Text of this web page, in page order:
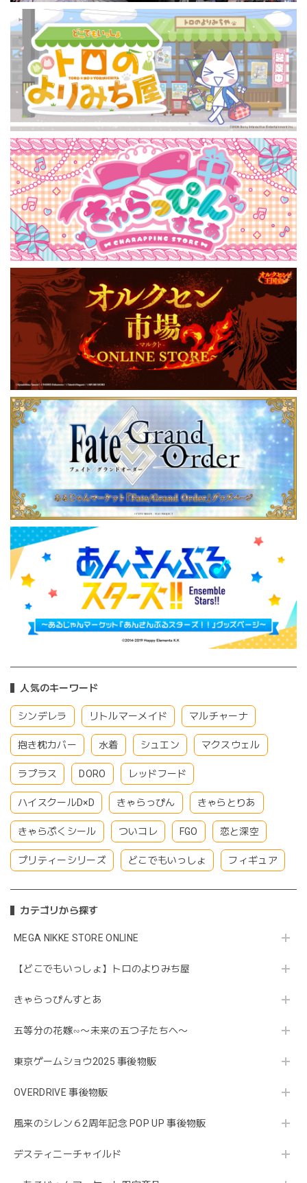
人気のキーワード
シンデレラ リトルマーメイド マルチャーナ
抱き枕カバー 水着 シュエン マクスウェル
ラプラス DORO レッドフード
ハイスクールD×D きゃらっぴん きゃらとりあ
きゃらぷくシール ついコレ FGO 恋と深空
プリティーシリーズ どこでもいっしょ フィギュア
カテゴリから探す
MEGA NIKKE STORE ONLINE
【どこでもいっしょ】トロのよりみち屋
きゃらっぴんすとあ
五等分の花嫁∽〜未来の五つ子たちへ〜
東京ゲームショウ2025 事後物販
OVERDRIVE 事後物販
風来のシレン６2周年記念 POP UP 事後物販
デスティニーチャイルド